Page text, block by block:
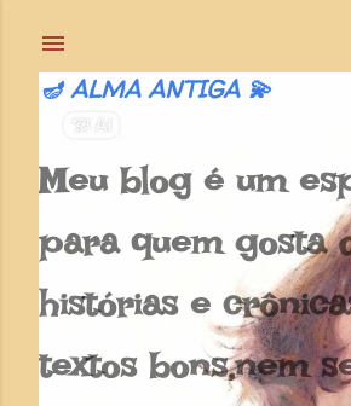
🪔 ALMA ANTIGA 💫
Meu blog é um
para quem gosta
histórias e
textos bons,nem